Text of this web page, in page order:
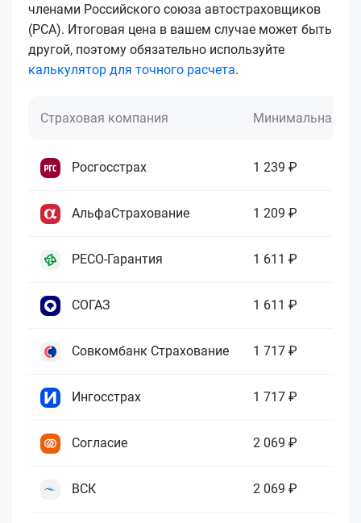
членами Российского союза автостраховщиков
(РСА). Итоговая цена в вашем случае может быть
другой, поэтому обязательно используйте
калькулятор для точного расчета.
Страховая компания Минимальная
Росгосстрах 1 239 ₽
АльфаСтрахование 1 209 ₽
РЕСО-Гарантия 1 611 ₽
СОГАЗ 1 611 ₽
Совкомбанк Страхование 1 717 ₽
Ингосстрах 1 717 ₽
Согласие 2 069 ₽
ВСК 2 069 ₽